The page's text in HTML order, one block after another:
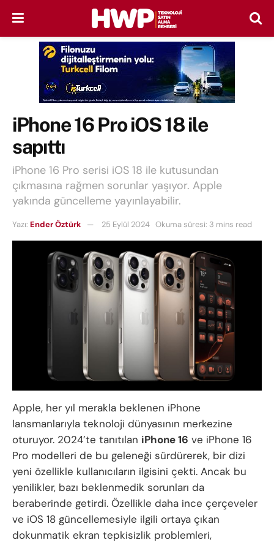
iPhone 16 Pro iOS 18 ile
sapıttı
iPhone 16 Pro serisi iOS 18 ile kutusundan
çıkmasına rağmen sorunlar yaşıyor. Apple
yakında güncelleme yayınlayabilir.
Yazı: Ender Öztürk 25 Eylül 2024 Okuma süresi: 3 mins read
Apple, her yıl merakla beklenen iPhone
lansmanlarıyla teknoloji dünyasının merkezine
oturuyor. 2024’te tanıtılan iPhone 16 ve iPhone 16
Pro modelleri de bu geleneği sürdürerek, bir dizi
yeni özellikle kullanıcıların ilgisini çekti. Ancak bu
yenilikler, bazı beklenmedik sorunları da
beraberinde getirdi. Özellikle daha ince çerçeveler
ve iOS 18 güncellemesiyle ilgili ortaya çıkan
dokunmatik ekran tepkisizlik problemleri,